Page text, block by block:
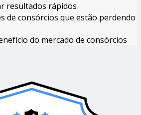
resultados rápidos
de consórcios que estão perdendo
do mercado de consórcios